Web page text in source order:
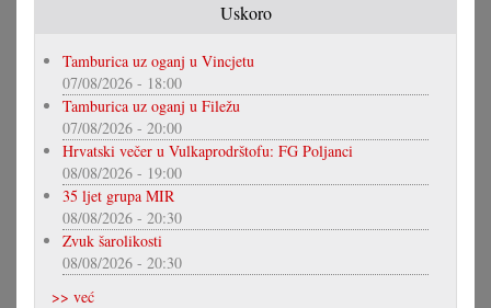
Uskoro
Tamburica uz oganj u Vincjetu
07/08/2026 - 18:00
Tamburica uz oganj u Filežu
07/08/2026 - 20:00
Hrvatski večer u Vulkaprodrštofu: FG Poljanci
08/08/2026 - 19:00
35 ljet grupa MIR
08/08/2026 - 20:30
Zvuk šarolikosti
08/08/2026 - 20:30
>> već